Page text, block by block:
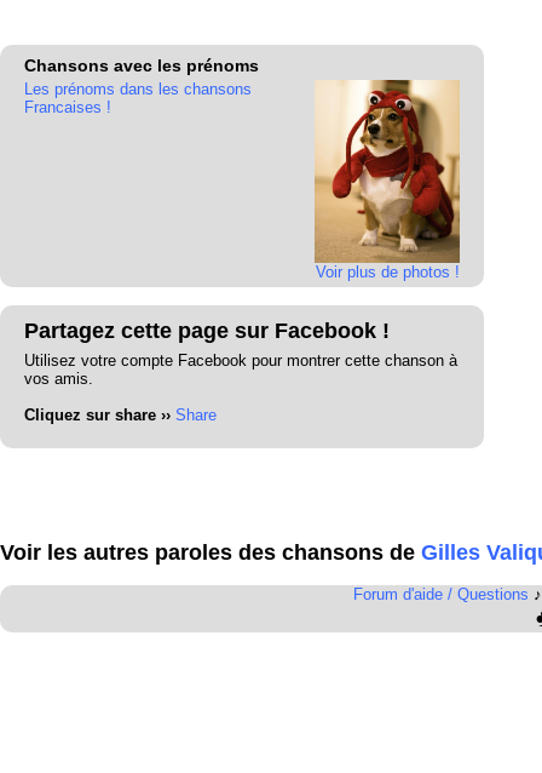
Chansons avec les prénoms
Voir plus de photos !
Les prénoms dans les chansons
Francaises !
Partagez cette page sur Facebook !
Utilisez votre compte Facebook pour montrer cette chanson à
vos amis.
Cliquez sur share ›› Share
Voir les autres paroles des chansons de Gilles
Forum d'aide / Questions